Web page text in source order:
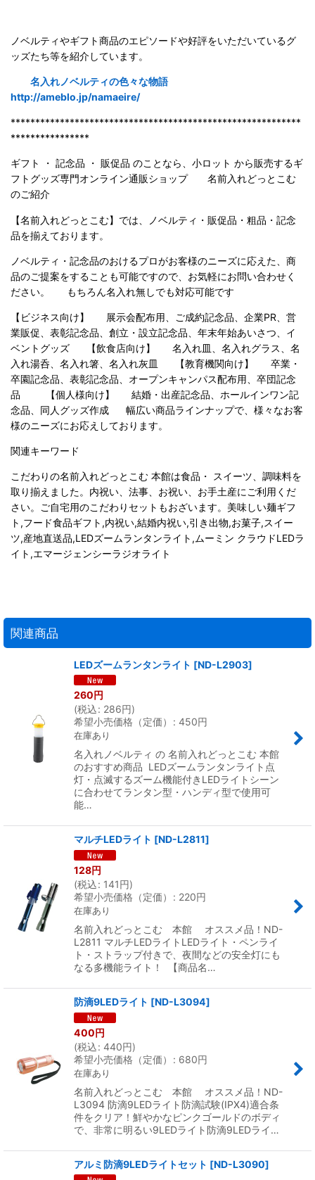
ノベルティやギフト商品のエピソードや好評をいただいているグ
ッズたち等を紹介しています。
名入れノベルティの色々な物語
http://ameblo.jp/namaeire/
***********************************************************
****************
ギフト ・ 記念品 ・ 販促品 のことなら、小ロット から販売するギ
フトグッズ専門オンライン通販ショップ 名前入れどっとこむ
のご紹介
【名前入れどっとこむ】では、ノベルティ・販促品・粗品・記念
品を揃えております。
ノベルティ・記念品のおけるプロがお客様のニーズに応えた、商
品のご提案をすることも可能ですので、お気軽にお問い合わせく
ださい。 もちろん名入れ無しでも対応可能です
【ビジネス向け】 展示会配布用、ご成約記念品、企業PR、営
業販促、表彰記念品、創立・設立記念品、年末年始あいさつ、イ
ベントグッズ 【飲食店向け】 名入れ皿、名入れグラス、名
入れ湯呑、名入れ箸、名入れ灰皿 【教育機関向け】 卒業・
卒園記念品、表彰記念品、オープンキャンパス配布用、卒団記念
品 【個人様向け】 結婚・出産記念品、ホールインワン記
念品、同人グッズ作成 幅広い商品ラインナップで、様々なお客
様のニーズにお応えしております。
関連キーワード
こだわりの名前入れどっとこむ 本館は食品・ スイーツ、調味料を
取り揃えました。内祝い、法事、お祝い、お手土産にご利用くだ
さい。ご自宅用のこだわりセットもおざいます。美味しい麺ギフ
ト,フード食品ギフト,内祝い,結婚内祝い,引き出物,お菓子,スイー
ツ,産地直送品,LEDズームランタンライト,ムーミン クラウドLEDラ
イト,エマージェンシーラジオライト
関連商品
LEDズームランタンライト [ND-L2903]
260円
(税込: 286円)
希望小売価格（定価）
: 450円
在庫あり
名入れノベルティ の 名前入れどっとこむ 本館
のおすすめ商品 LEDズームランタンライト点
灯・点滅するズーム機能付きLEDライトシーン
に合わせてランタン型・ハンディ型で使用可
能…
マルチLEDライト [ND-L2811]
128円
(税込: 141円)
希望小売価格（定価）
: 220円
在庫あり
名前入れどっとこむ 本館 オススメ品！ND-
L2811 マルチLEDライトLEDライト・ペンライ
ト・ストラップ付きで、夜間などの安全灯にも
なる多機能ライト！ 【商品名…
防滴9LEDライト [ND-L3094]
400円
(税込: 440円)
希望小売価格（定価）
: 680円
在庫あり
名前入れどっとこむ 本館 オススメ品！ND-
L3094 防滴9LEDライト防滴試験(IPX4)適合条
件をクリア！鮮やかなピンクゴールドのボディ
で、非常に明るい9LEDライト防滴9LEDライ…
アルミ防滴9LEDライトセット [ND-L3090]